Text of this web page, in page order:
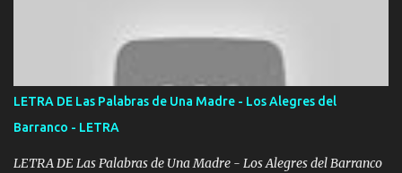
Ya pasé varias hazañas ya tienen rato que me agarran el colmillo
de este León los estatales no sé esperaron Al tiro esta la PrimiZa
también la nueve que cargo al lado doy la mano al que su amigo y
al traicionero damos pa abajo Y No me paran aquí hay pa más
pues hay charola les voy a dar hasta topar pues no hay de otra...
LETRA DE Las Palabras de Una Madre - Los Alegres del
Barranco - LETRA
LETRA DE Las Palabras de Una Madre - Los Alegres del Barranco